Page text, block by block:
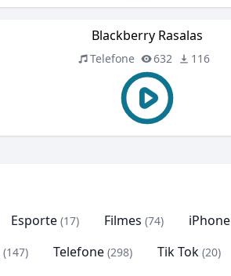
Blackberry Rasalas
Telefone 632 116
Esporte (17) Filmes (74) iPhone
(147) Telefone (298) Tik Tok (20)